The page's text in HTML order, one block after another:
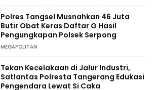
Polres Tangsel Musnahkan 46 Juta
Butir Obat Keras Daftar G Hasil
Pengungkapan Polsek Serpong
MEGAPOLITAN
Tekan Kecelakaan di Jalur Industri,
Satlantas Polresta Tangerang Edukasi
Pengendara Lewat Si Caka